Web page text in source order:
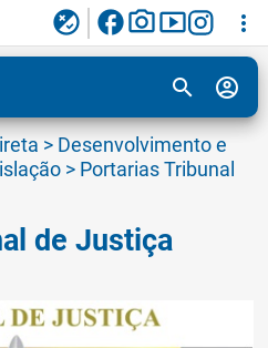
de Campinas
visual de tela para
3
flaky facebookphoto_camerasmart_display more_vert
search account_circle
> Desenvolvimento e
> Portarias Tribunal
de Justiça